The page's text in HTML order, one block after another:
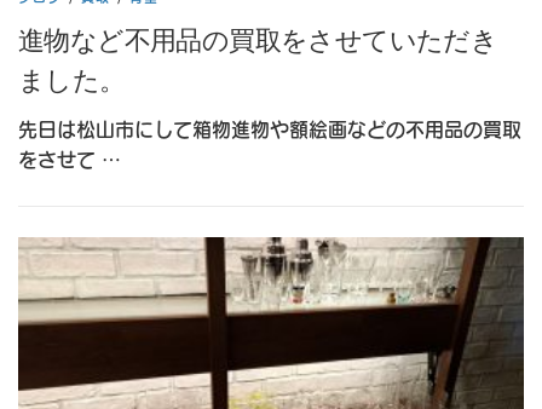
進物など不用品の買取をさせていただき
ました。
先日は松山市にして箱物進物や額絵画などの不用品の買取
をさせて …